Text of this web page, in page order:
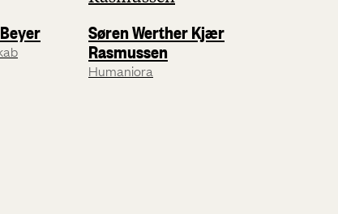
Søren Werther Kjær
Rasmussen
Humaniora